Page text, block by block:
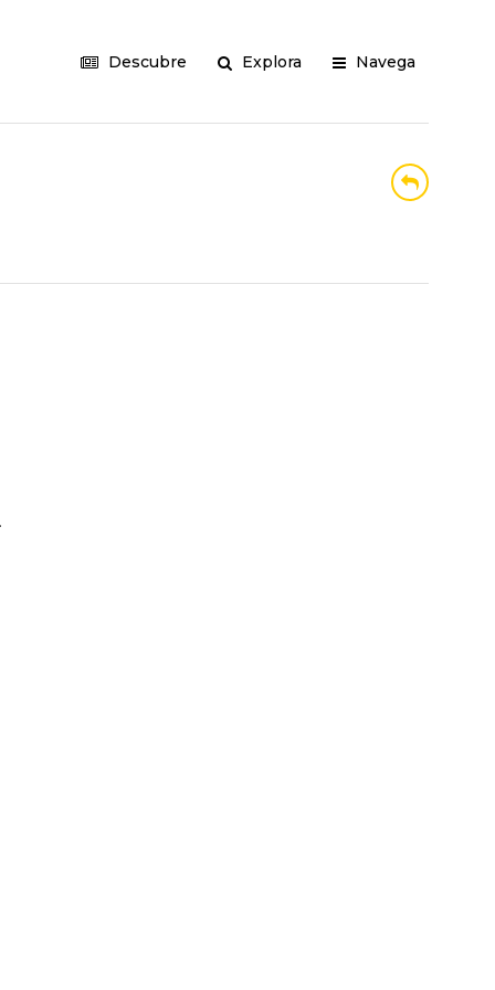
Descubre Explora Navega